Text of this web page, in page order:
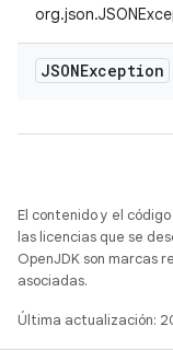
JSONException
El contenido y el
las licencias que se
OpenJDK son marcas
asociadas.
Última actualización: